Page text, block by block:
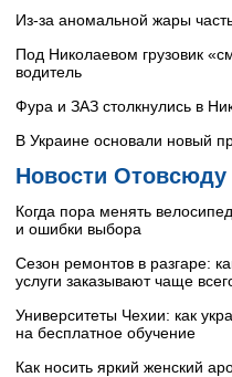
Из-за аномальной жары
Под Николаевом грузовик
водитель
Фура и ЗАЗ столкнулись в
В Украине основали новый
Новости Отовсюду
Когда пора менять
и ошибки выбора
Сезон ремонтов в разгаре:
услуги заказывают чаще
Университеты Чехии: как
на бесплатное обучение
Как носить яркий женский